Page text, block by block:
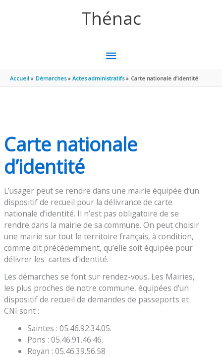
Thénac
MENU
PRINCIPAL
Accueil Démarches Actes administratifs Carte nationale d’identité
Carte nationale
d’identité
L’usager peut se rendre dans une mairie équipée d’un
dispositif de recueil pour la délivrance de carte
nationale d’identité. Il n’est pas obligatoire de se
rendre dans la mairie de sa commune. On peut choisir
une mairie sur tout le territoire français, à condition,
comme dit précédemment, qu’elle soit équipée pour
délivrer les cartes d’identité.
Les démarches se font sur rendez-vous. Les Mairies,
les plus proches de notre commune, équipées d’un
dispositif de recueil de demandes de passeports et
CNI sont :
Saintes : 05.46.92.34.05.
Pons : 05.46.91.46.46.
Royan : 05.46.39.56.58